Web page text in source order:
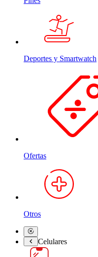
Deportes y Smartwatch
Ofertas
Otros
Celulares